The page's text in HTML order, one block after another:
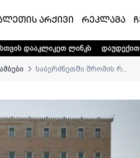
არქივი რეკლამა
ლინკს დაუდექით მხარში ტელე-
საბერძნეთში შრომის რ...